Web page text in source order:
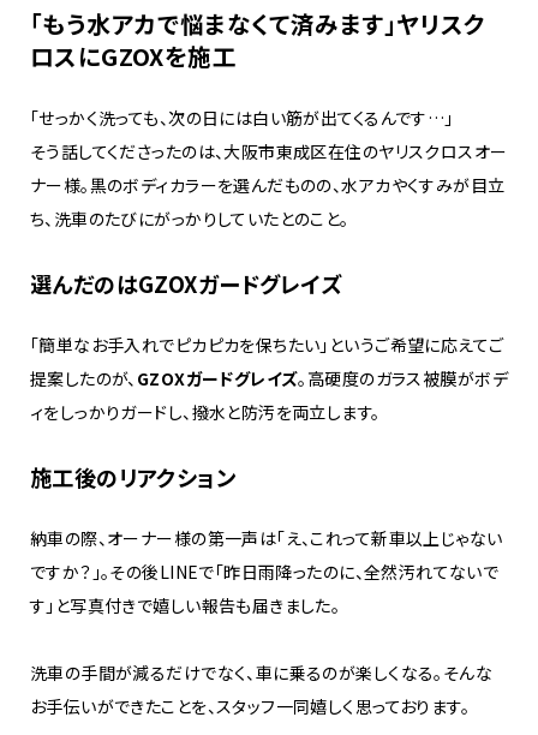
「もう水アカで悩まなくて済みます」ヤリスク
ロスにGZOXを施工
「せっかく洗っても、次の日には白い筋が出てくるんです…」
そう話してくださったのは、大阪市東成区在住のヤリスクロスオー
ナー様。黒のボディカラーを選んだものの、水アカやくすみが目立
ち、洗車のたびにがっかりしていたとのこと。
選んだのはGZOXガードグレイズ
「簡単なお手入れでピカピカを保ちたい」というご希望に応えてご
提案したのが、 GZOXガードグレイズ。高硬度のガラス被膜がボデ
ィをしっかりガードし、撥水と防汚を両立します。
施工後のリアクション
納車の際、オーナー様の第一声は「え、これって新車以上じゃない
ですか？」。その後LINEで「昨日雨降ったのに、全然汚れてないで
す」と写真付きで嬉しい報告も届きました。
洗車の手間が減るだけでなく、車に乗るのが楽しくなる。そんな
お手伝いができたことを、スタッフ一同嬉しく思っております。